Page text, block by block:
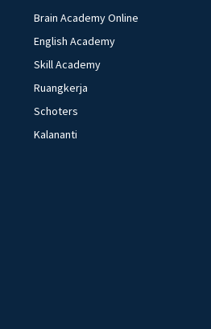
Brain Academy Online
English Academy
Skill Academy
Ruangkerja
Schoters
Kalananti